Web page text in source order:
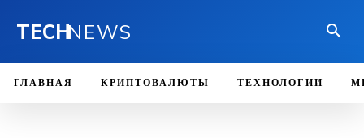
TECHNEWS
ГЛАВНАЯ КРИПТОВАЛЮТЫ ТЕХНОЛОГИИ